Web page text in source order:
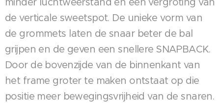
de verticale sweetspot. De unieke vorm van
de grommets laten de snaar beter de bal
grijpen en de geven een snellere SNAPBACK.
Door de bovenzijde van de binnenkant van
het frame groter te maken ontstaat op die
positie meer bewegingsvrijheid van de snaren.